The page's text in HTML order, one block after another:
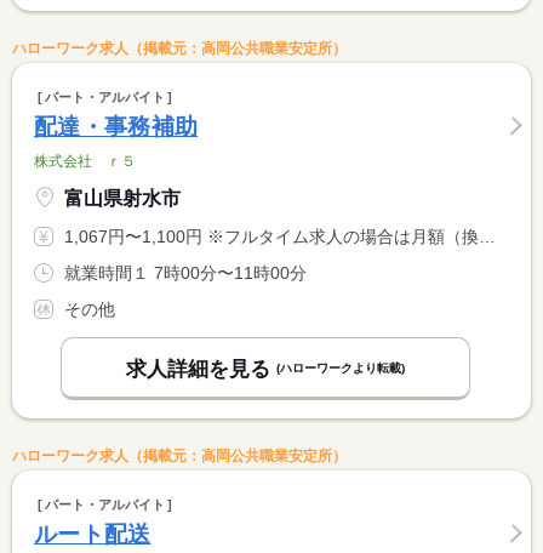
ハローワーク求人（掲載元：高岡公共職業安定所）
パート・アルバイト
配達・事務補助
株式会社 ｒ５
富山県射水市
1,067円〜1,100円 ※フルタイム求人の場合は月額（換算額）、パート求人の場合は時間額を表示しています。
就業時間１ 7時00分〜11時00分
その他
求人詳細を見る (ハローワークより転載)
ハローワーク求人（掲載元：高岡公共職業安定所）
パート・アルバイト
ルート配送